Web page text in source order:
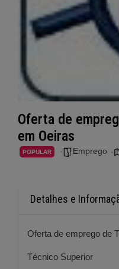
Oferta de
em Oeiras
POPULAR Emprego
Detalhes e
Oferta de emprego de
Técnico Superior